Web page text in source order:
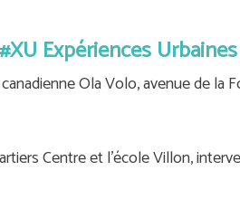
Expériences
Ola Volo, avenue de la
Centre et l'école Villon,